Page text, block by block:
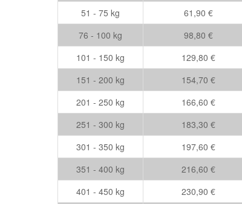
51 - 75 kg
61,90 €
76 - 100 kg
98,80 €
101 - 150 kg
129,80 €
151 - 200 kg
154,70 €
201 - 250 kg
166,60 €
251 - 300 kg
183,30 €
301 - 350 kg
197,60 €
351 - 400 kg
216,60 €
401 - 450 kg
230,90 €